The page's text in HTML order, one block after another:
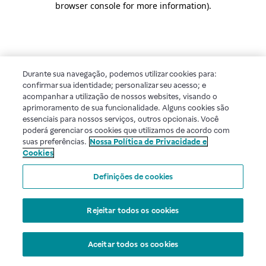
browser console for more information).
Durante sua navegação, podemos utilizar cookies para:
confirmar sua identidade; personalizar seu acesso; e
acompanhar a utilização de nossos websites, visando o
aprimoramento de sua funcionalidade. Alguns cookies são
essenciais para nossos serviços, outros opcionais. Você
poderá gerenciar os cookies que utilizamos de acordo com
suas preferências. Nossa Política de Privacidade e
Cookies
Definições de cookies
Rejeitar todos os cookies
Aceitar todos os cookies